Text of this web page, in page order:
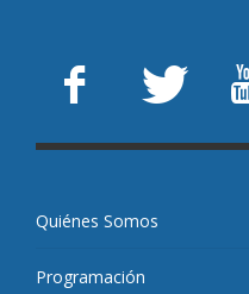
Quiénes Somos
Programación